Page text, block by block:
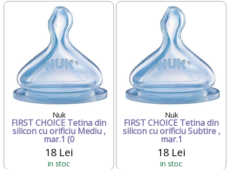
Nuk
FIRST CHOICE Tetina din
silicon cu orificiu Mediu ,
mar.1 (0
18 Lei
in stoc
Nuk
FIRST CHOICE Tetina din
silicon cu orificiu Subtire ,
mar.1
18 Lei
in stoc